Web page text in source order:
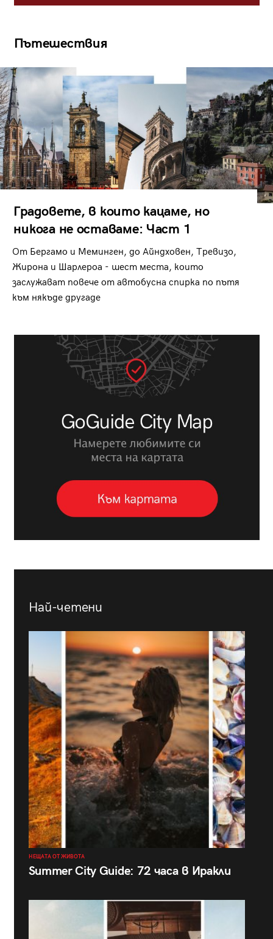
Пътешествия
Градовете, в които кацаме, но
никога не оставаме: Част 1
От Бергамо и Меминген, до Айндховен, Тревизо,
Жирона и Шарлероа - шест места, които
заслужават повече от автобусна спирка по пътя
към някъде другаде
Най-четени
НЕЩАТА ОТ ЖИВОТА
Summer City Guide: 72 часа в Иракли